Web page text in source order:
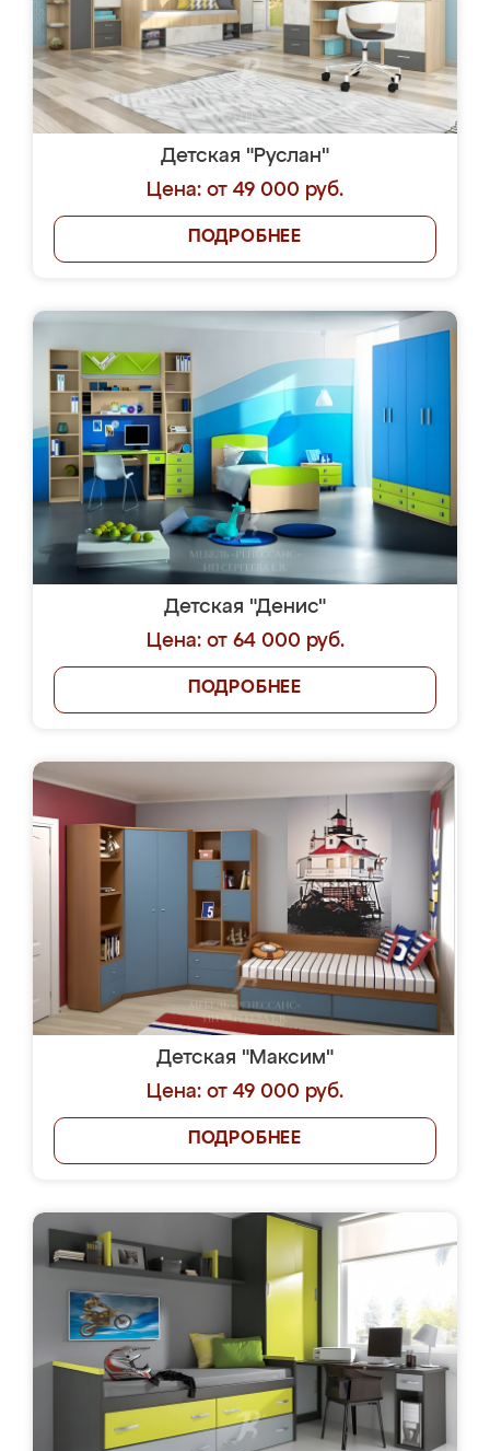
Детская "Руслан"
Цена: от 49 000 руб.
ПОДРОБНЕЕ
Детская "Денис"
Цена: от 64 000 руб.
ПОДРОБНЕЕ
Детская "Максим"
Цена: от 49 000 руб.
ПОДРОБНЕЕ